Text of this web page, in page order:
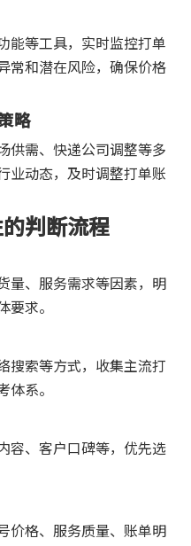
能等工具，实时监控打单
常和潜在风险，确保价格
略
供需、快递公司调整等多
业动态，及时调整打单账
判断流程
量、服务需求等因素，明
求。
搜索等方式，收集主流打
系。
容、客户口碑等，优先选
价格、服务质量、账单明